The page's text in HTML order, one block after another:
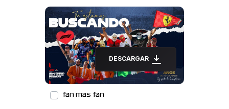
DESCARGAR
fan mas fan